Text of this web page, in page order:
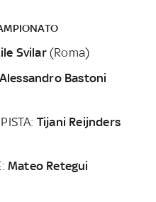
Svilar(Roma)
Alessandro Bastoni
Tijani Reijnders
Mateo Retegui